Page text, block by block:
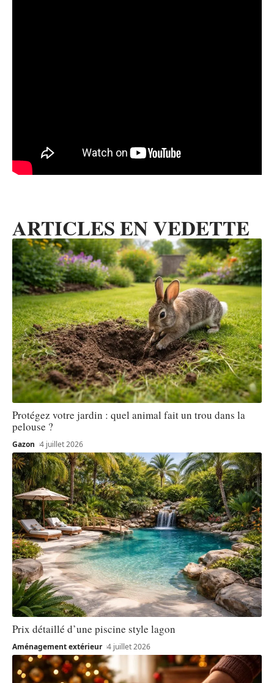
ARTICLES EN VEDETTE
Protégez votre jardin : quel animal fait un trou dans la
pelouse ?
Gazon 4 juillet 2026
Prix détaillé d’une piscine style lagon
Aménagement extérieur 4 juillet 2026